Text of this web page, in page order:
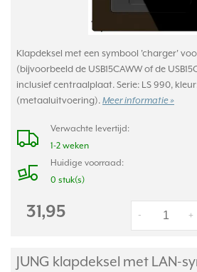
Klapdeksel met een symbool 'charger'
(bijvoorbeeld de USB15CAWW of de
inclusief centraalplaat. Serie: LS 990,
(metaaluitvoering). Meer informatie »
Verwachte levertijd:
1-2 weken
Huidige voorraad:
0 stuk(s)
31,95 +
-
JUNG klapdeksel met LAN-